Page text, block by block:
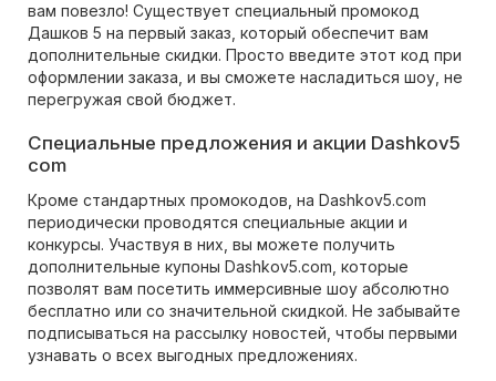
вам повезло! Существует специальный промокод
Дашков 5 на первый заказ, который обеспечит вам
дополнительные скидки. Просто введите этот код при
оформлении заказа, и вы сможете насладиться шоу, не
перегружая свой бюджет.
Специальные предложения и акции Dashkov5
com
Кроме стандартных промокодов, на Dashkov5.com
периодически проводятся специальные акции и
конкурсы. Участвуя в них, вы можете получить
дополнительные купоны Dashkov5.com, которые
позволят вам посетить иммерсивные шоу абсолютно
бесплатно или со значительной скидкой. Не забывайте
подписываться на рассылку новостей, чтобы первыми
узнавать о всех выгодных предложениях.